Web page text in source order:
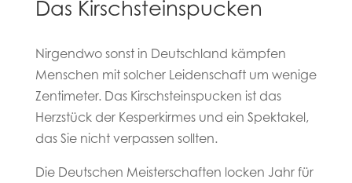
Das Kirschsteinspucken
Nirgendwo sonst in Deutschland kämpfen
Menschen mit solcher Leidenschaft um wenige
Zentimeter. Das Kirschsteinspucken ist das
Herzstück der Kesperkirmes und ein Spektakel,
das Sie nicht verpassen sollten.
Die Deutschen Meisterschaften locken Jahr für